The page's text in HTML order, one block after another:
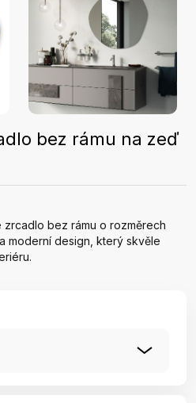
bez rámu na zeď
bez rámu o rozměrech
moderní design, který skvěle